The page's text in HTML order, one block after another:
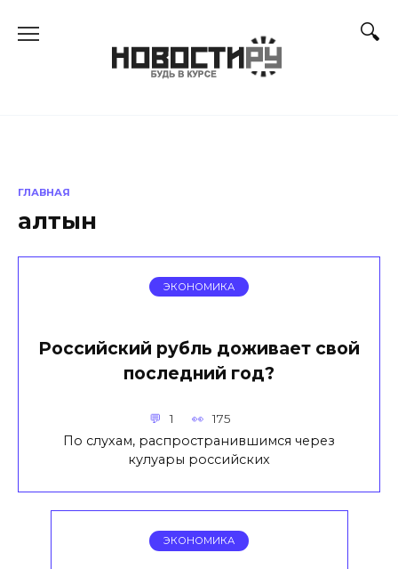
ГЛАВНАЯ
алтын
ЭКОНОМИКА
Российский рубль доживает свой
последний год?
1 175
По слухам, распространившимся через
кулуары российских
ЭКОНОМИКА